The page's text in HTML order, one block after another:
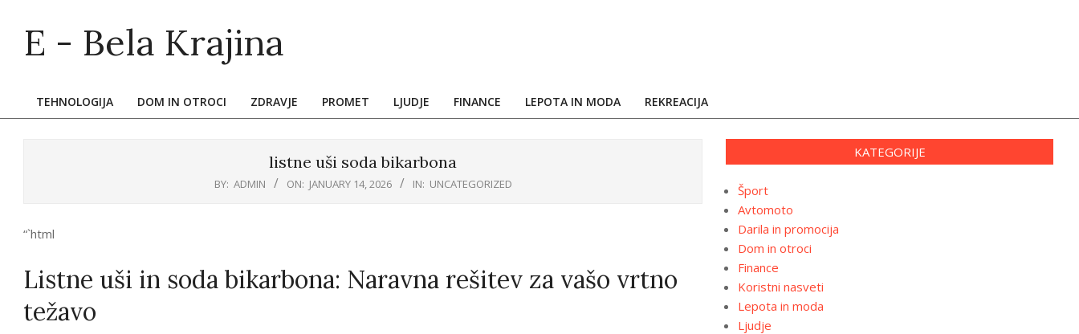
contentE - Bela Krajina
Primary
TEHNOLOGIJA DOM IN OTROCI ZDRAVJE PROMET LJUDJE FINANCE LEPOTA IN MODA REKREACIJA
listne uši soda bikarbona
BY: ADMIN ON: JANUARY 14, 2026 IN: UNCATEGORIZED
“`html
Listne uši in soda bikarbona: Naravna rešitev za vašo vrtno
težavo
KATEGORIJE
Šport
Avtomoto
Darila in promocija
Dom in otroci
Finance
Koristni nasveti
Lepota in moda
Ljudje